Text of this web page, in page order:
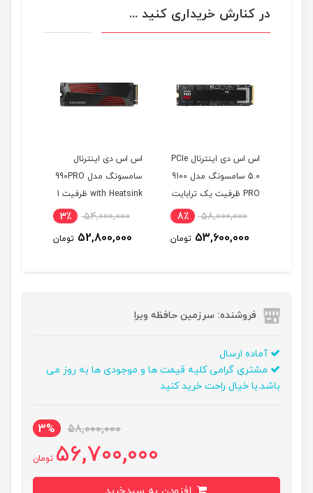
در کنارش خریداری کنید ...
اس اس دی اینترنال PCIe
5.0 سامسونگ مدل 9100
PRO ظرفیت یک ترابایت
58,000,000 8٪
53,600,000 تومان
اس اس دی اینترنال
سامسونگ مدل 990PRO
with Heatsink ظرفیت 1
54,000,000 3٪
52,800,000 تومان
فروشنده: سرزمین حافظه ویرا
آماده ارسال
مشتری گرامی کلیه قیمت ها و موجودی ها به روز می
باشد.با خیال راحت خرید کنید
58,000,000
3%
56,700,000 تومان